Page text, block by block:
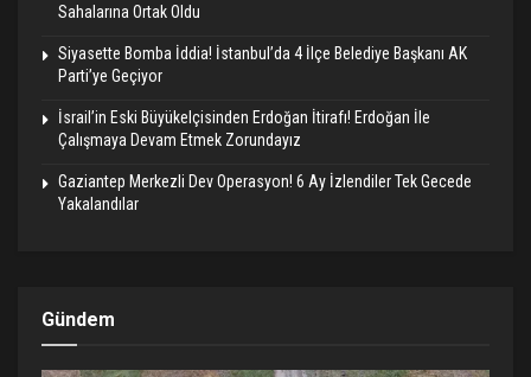
Sahalarına Ortak Oldu
Siyasette Bomba İddia! İstanbul’da 4 İlçe Belediye Başkanı AK
Parti’ye Geçiyor
İsrail’in Eski Büyükelçisinden Erdoğan İtirafı! Erdoğan İle
Çalışmaya Devam Etmek Zorundayız
Gaziantep Merkezli Dev Operasyon! 6 Ay İzlendiler Tek Gecede
Yakalandılar
Gündem